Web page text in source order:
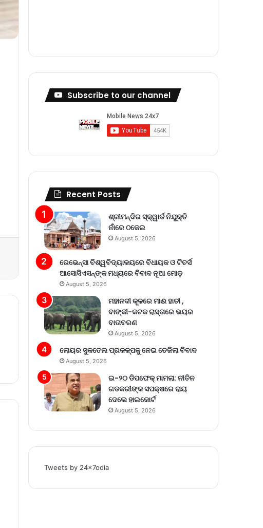
Subscribe to our channel
Recent Posts
ଶ୍ରୀମନ୍ଦିର ସ୍କ୍ୱାର୍ଡ ନିଯୁକ୍ତି
ନାଁରେ ଠକେଇ
August 5, 2026
ରେଭେନ୍ସା ବିଶ୍ୱବିଦ୍ୟାଳୟରେ ବିଧାୟକ ଓ ଟିଚର୍ସ
ଆସୋସିଏସନ୍‌ଙ୍କ ମଧ୍ୟରେ ବିବାଦ ନୂଆ ମୋଡ଼
August 5, 2026
ମହାନଦୀ କୂଳରେ ମାଈ ହାତୀ ,
ବାଙ୍କୀ-କଟକ ରାସ୍ତାରେ ଭୟର
ବାତାବରଣ
August 5, 2026
ଲୋୟର ସୁକତେଲ ପ୍ରକଳ୍ପକୁ ନେଇ ତେଜିଲା ବିବାଦ
August 5, 2026
ଇ-୨୦ ଡିପଫେକ୍ ମାମଲା: ନୀତିନ
ଗଡକରୀଙ୍କ ସପକ୍ଷରେ ରାୟ
ଦେଲେ ହାଇକୋର୍ଟ
August 5, 2026
Tweets by 24x7odia